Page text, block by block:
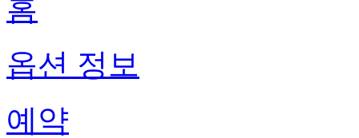
홈
옵션 정보
예약